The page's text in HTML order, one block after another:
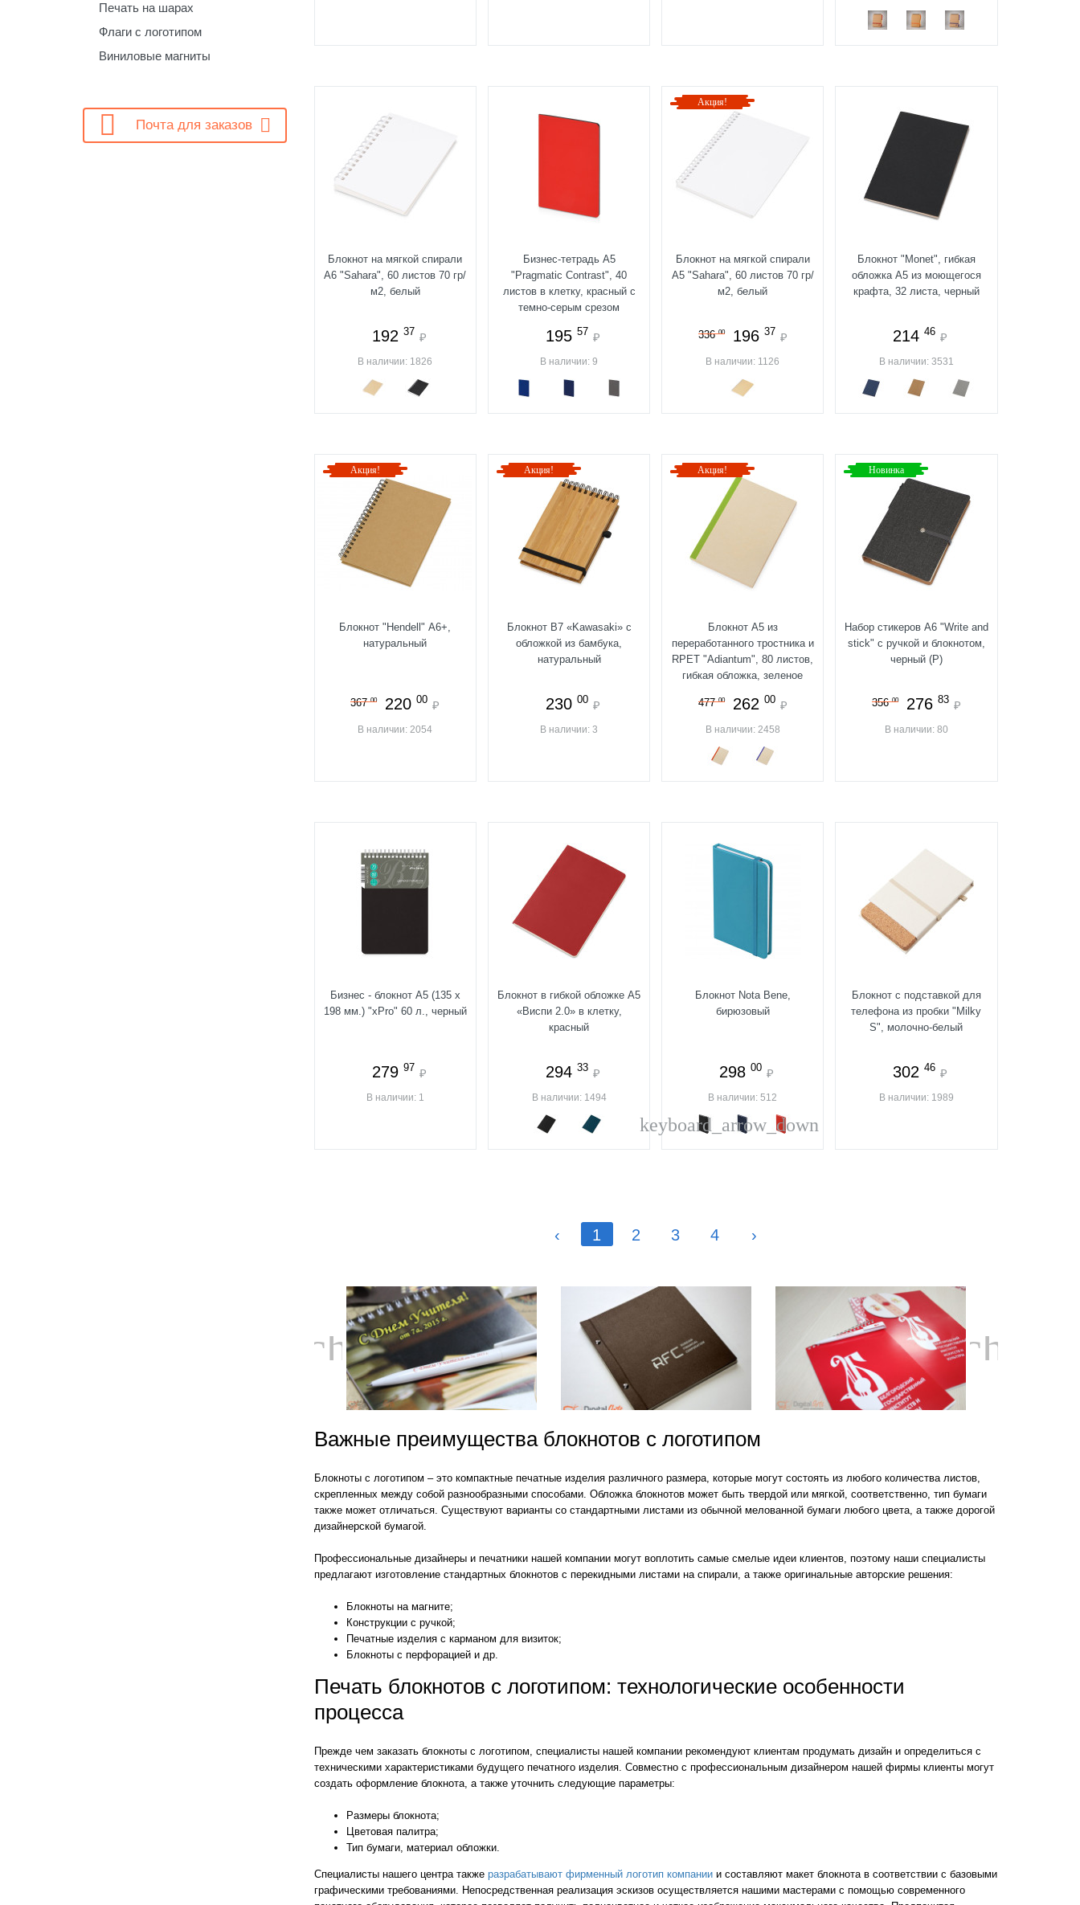
Печать на шарах
Флаги с логотипом
Виниловые магниты
 Почта для заказов
Блокнот на мягкой спирали
А6 "Sahara", 60 листов 70 гр/
м2, белый
192 37 ₽
В наличии: 1826
Бизнес-тетрадь А5
"Pragmatic Contrast", 40
листов в клетку, красный с
темно-серым срезом
195 57 ₽
В наличии: 9
Акция!
Блокнот на мягкой спирали
А5 "Sahara", 60 листов 70 гр/
м2, белый
336 00 196 37 ₽
В наличии: 1126
Блокнот "Monet", гибкая
обложка A5 из моющегося
крафта, 32 листа, черный
214 46 ₽
В наличии: 3531
Акция!
Блокнот "Hendell" А6+,
натуральный
367 00 220 00 ₽
В наличии: 2054
Акция!
Блокнот B7 «Kawasaki» с
обложкой из бамбука,
натуральный
230 00 ₽
В наличии: 3
Акция!
Блокнот А5 из
переработанного тростника и
RPET "Adiantum", 80 листов,
гибкая обложка, зеленое
477 00 262 00 ₽
В наличии: 2458
Новинка
Набор стикеров А6 "Write and
stick" с ручкой и блокнотом,
черный (Р)
356 00 276 83 ₽
В наличии: 80
Бизнес - блокнот А5 (135 х
198 мм.) "xPro" 60 л., черный
279 97 ₽
В наличии: 1
Блокнот в гибкой обложке A5
«Виспи 2.0» в клетку,
красный
294 33 ₽
В наличии: 1494
Блокнот Nota Bene,
бирюзовый
298 00 ₽
В наличии: 512
keyboard_arrow_down
Блокнот с подставкой для
телефона из пробки "Milky
S", молочно-белый
302 46 ₽
В наличии: 1989
‹ 1 2 3 4 ›
chevron_left
Важные преимущества блокнотов с логотипом
Блокноты с логотипом – это компактные печатные изделия различного размера, которые могут состоять из любого количества листов,
скрепленных между собой разнообразными способами. Обложка блокнотов может быть твердой или мягкой, соответственно, тип бумаги
также может отличаться. Существуют варианты со стандартными листами из обычной мелованной бумаги любого цвета, а также дорогой
дизайнерской бумагой.
Профессиональные дизайнеры и печатники нашей компании могут воплотить самые смелые идеи клиентов, поэтому наши специалисты
предлагают изготовление стандартных блокнотов с перекидными листами на спирали, а также оригинальные авторские решения:
Блокноты на магните;
Конструкции с ручкой;
Печатные изделия с карманом для визиток;
Блокноты с перфорацией и др.
Печать блокнотов с логотипом: технологические особенности
процесса
Прежде чем заказать блокноты с логотипом, специалисты нашей компании рекомендуют клиентам продумать дизайн и определиться с
техническими характеристиками будущего печатного изделия. Совместно с профессиональным дизайнером нашей фирмы клиенты могут
создать оформление блокнота, а также уточнить следующие параметры:
Размеры блокнота;
Цветовая палитра;
Тип бумаги, материал обложки.
Специалисты нашего центра также разрабатывают фирменный логотип компании и составляют макет блокнота в соответствии с базовыми
графическими требованиями. Непосредственная реализация эскизов осуществляется нашими мастерами с помощью современного